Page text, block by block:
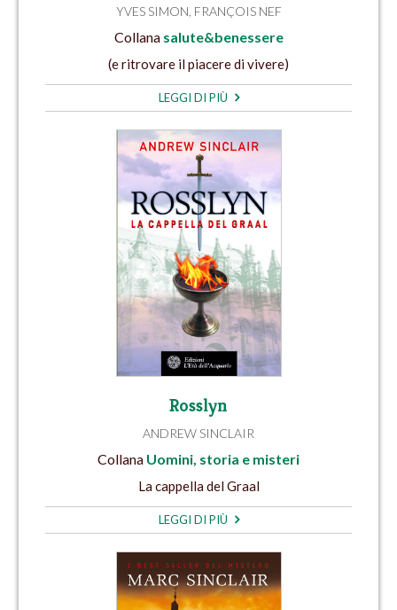
YVES SIMON FRANÇOIS NEF
Collana salute&benessere
(e ritrovare il piacere di vivere)
LEGGI DI PIÙ
Rosslyn
ANDREW SINCLAIR
Collana Uomini, storia e misteri
La cappella del Graal
LEGGI DI PIÙ